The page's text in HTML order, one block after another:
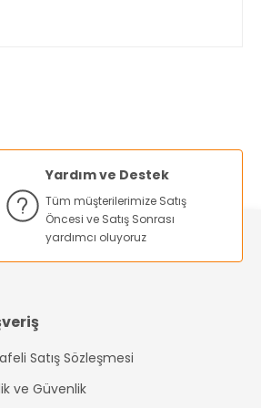
Yardım ve Destek
Tüm müşterilerimize Satış
Öncesi ve Satış Sonrası
yardımcı oluyoruz
Satış Sözleşmesi
ve Güvenlik